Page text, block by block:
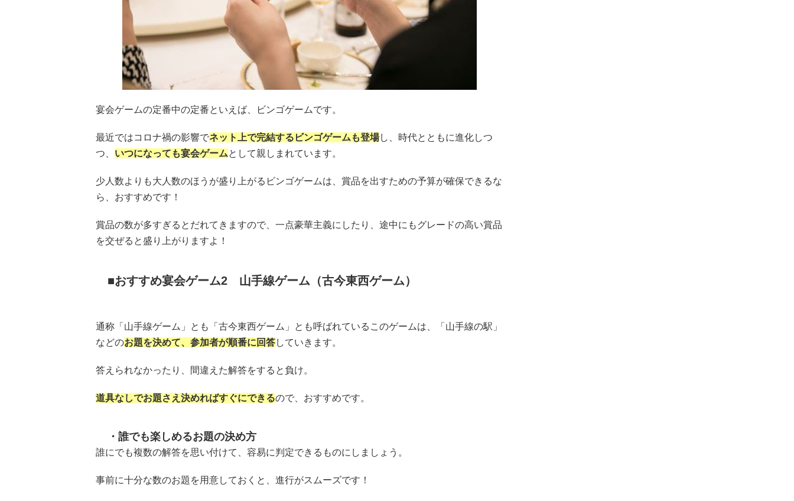
宴会ゲームの定番中の定番といえば、ビンゴゲームです。
最近ではコロナ禍の影響でネット上で完結するビンゴゲームも登場し、時代とともに進化しつ
つ、 いつになっても宴会ゲームとして親しまれています。
少人数よりも大人数のほうが盛り上がるビンゴゲームは、賞品を出すための予算が確保できるな
ら、おすすめです！
賞品の数が多すぎるとだれてきますので、一点豪華主義にしたり、途中にもグレードの高い賞品
を交ぜると盛り上がりますよ！
おすすめ宴会ゲーム2 山手線ゲーム（古今東西ゲーム）
通称「山手線ゲーム」とも「古今東西ゲーム」とも呼ばれているこのゲームは、「山手線の駅」
などのお題を決めて、参加者が順番に回答していきます。
答えられなかったり、間違えた解答をすると負け。
道具なしでお題さえ決めればすぐにできるので、おすすめです。
誰でも楽しめるお題の決め方
誰にでも複数の解答を思い付けて、容易に判定できるものにしましょう。
事前に十分な数のお題を用意しておくと、進行がスムーズです！